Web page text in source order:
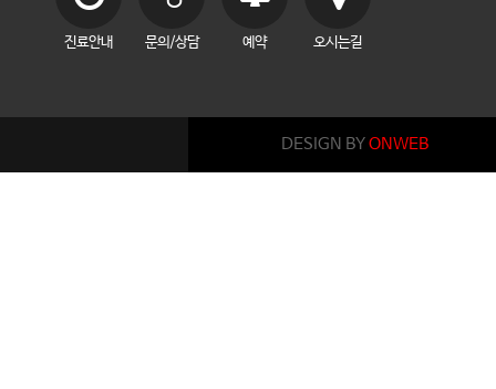
진료안내 문의/상담 예약 오시는길
DESIGN BYONWEB